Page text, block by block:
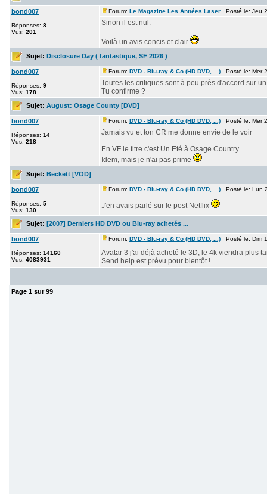
bond007
Réponses: 8
Vus: 201
Forum: Le Magazine Les Années Laser Posté le: Jeu
Sinon il est nul.
Voilà un avis concis et clair
Sujet: Disclosure Day ( fantastique, SF 2026 )
bond007
Réponses: 9
Vus: 178
Forum: DVD - Blu-ray & Co (HD DVD, ...) Posté le: Mer
Toutes les critiques sont à peu près d'accord sur
Tu confirme ?
Sujet: August: Osage County [DVD]
bond007
Réponses: 14
Vus: 218
Forum: DVD - Blu-ray & Co (HD DVD, ...) Posté le: Mer
Jamais vu et ton CR me donne envie de le voir
En VF le titre c'est Un Eté à Osage Country.
Idem, mais je n'ai pas prime
Sujet: Beckett [VOD]
bond007
Réponses: 5
Vus: 130
Forum: DVD - Blu-ray & Co (HD DVD, ...) Posté le: Lun
J'en avais parlé sur le post Netflix
Sujet: [2007] Derniers HD DVD ou Blu-ray achetés ...
bond007
Réponses: 14160
Vus: 4083931
Forum: DVD - Blu-ray & Co (HD DVD, ...) Posté le: Dim
Avatar 3 j'ai déjà acheté le 3D, le 4k viendra plus
Send help est prévu pour bientôt !
Page 1 sur99